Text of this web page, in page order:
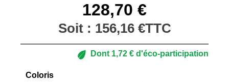
128,70 €
Soit : 156,16 €TTC
Dont 1,72 € d'éco-participation
Coloris